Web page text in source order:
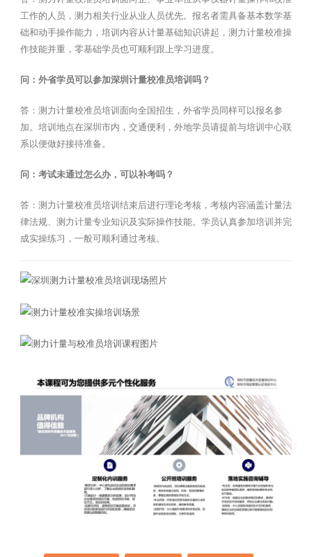
工作的人员，测力相关行业从业人员优先。报名者需具备基本数学基
础和动手操作能力，培训内容从计量基础知识讲起，测力计量校准操
作技能并重，零基础学员也可顺利跟上学习进度。
问：外省学员可以参加深圳计量校准员培训吗？
答：测力计量校准员培训面向全国招生，外省学员同样可以报名参
加。培训地点在深圳市内，交通便利，外地学员请提前与培训中心联
系以便做好接待准备。
问：考试未通过怎么办，可以补考吗？
答：测力计量校准员培训结束后进行理论考核，考核内容涵盖计量法
律法规、测力计量专业知识及实际操作技能。学员认真参加培训并完
成实操练习，一般可顺利通过考核。